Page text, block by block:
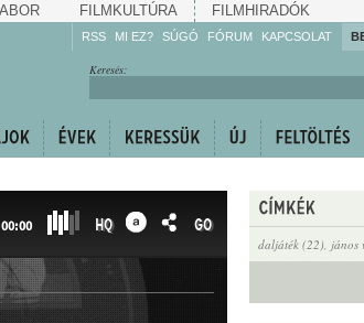
FILMKULTÚRA FILMHIRADÓK
RSS MI EZ? SÚGÓ
Gyarapítsa!
FÓRUM KAPCSOLAT
Keresés:
daljáték (22), jános
00:00 HQ GO